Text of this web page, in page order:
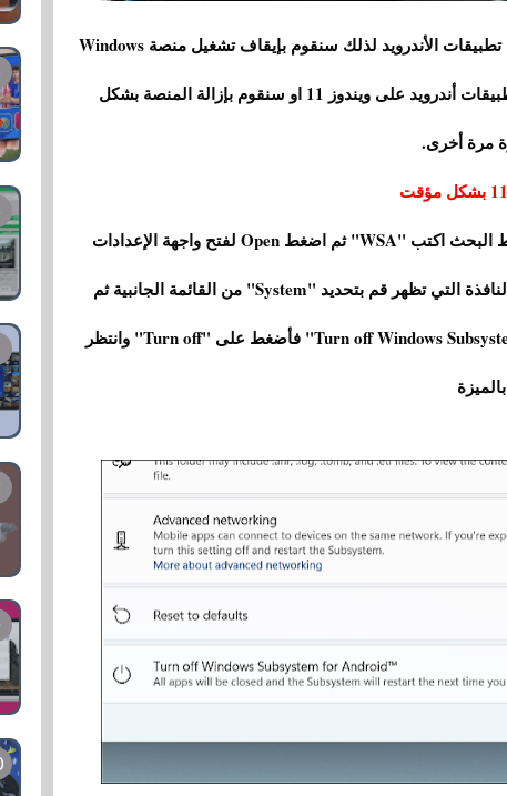
لا يوجد خيار في الإعدادات لتعطيل وتفعيل تشغيل تطبيقات الأندرويد لذلك سنقوم بإيقاف تشغيل منصة Windows
Subsystem for Android المسؤولة عن تشغيل تطبيقات أندرويد على ويندوز 11 او سنقوم بإزالة المنصة بشكل
مرة أخرى.
قم بالضغط على مفتاحي Win + S معاً وفي شريط البحث اكتب "WSA" ثم اضغط Open لفتح واجهة الإعدادات
لمنصة Windows Subsystem for Android وفي النافذة التي تظهر قم بتحديد "System" من القائمة الجانبية ثم
مرّر لأسفل حتى تعثر على خيار "Turn off Windows Subsystem for Android" فأضغط على "Turn off" وانتظر